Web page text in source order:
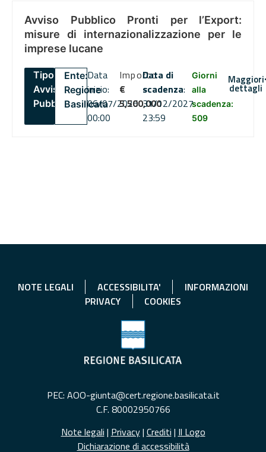
Avviso Pubblico Pronti per l’Export:
misure di internazionalizzazione per le
imprese lucane
Tipo:
Avviso
Pubblico
Ente:
Regione
Basilicata
Data
inizio:
06/07/2026
00:00
Importo
€
5,500,000
Data di
scadenza:
31/12/2027
23:59
Giorni
alla
scadenza:
509
Maggiori
dettagli
NOTE LEGALI ACCESSIBILITA'
INFORMAZIONI
PRIVACY
COOKIES
PEC: AOO-giunta@cert.regione.basilicata.it
C.F. 80002950766
Note legali | Privacy| Crediti | Il Logo
Dichiarazione di accessibilità